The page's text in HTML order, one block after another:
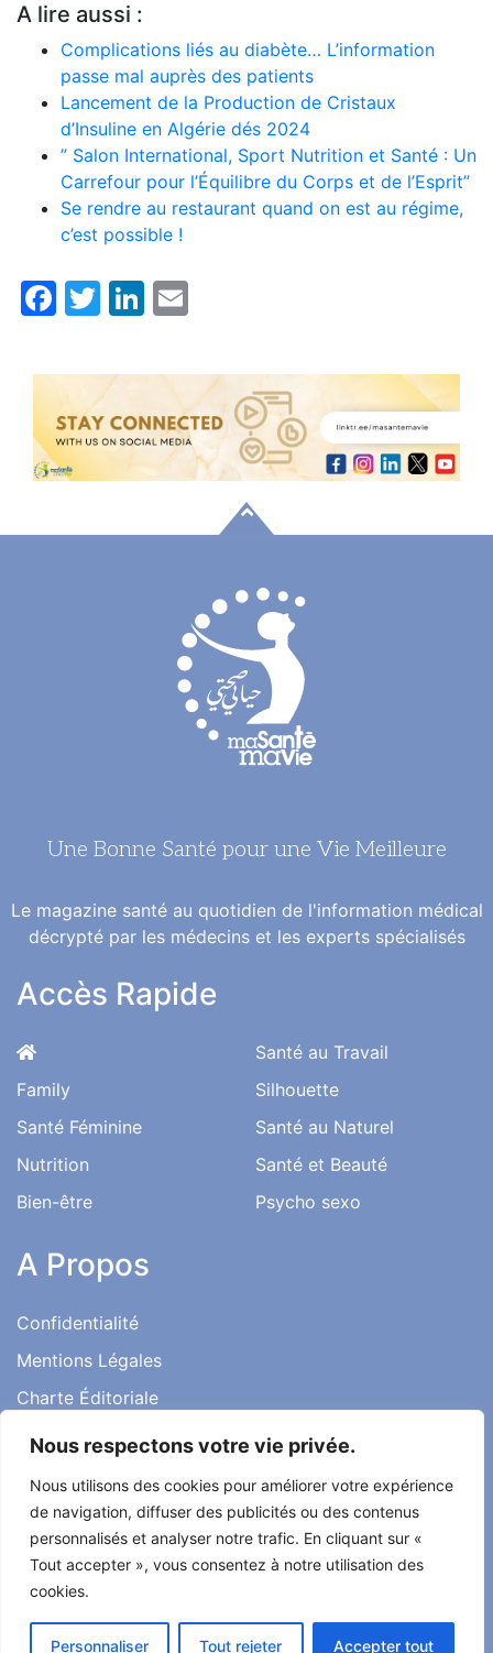
Nous respectons votre vie privée.
Nous utilisons des cookies pour améliorer votre expérience
de navigation, diffuser des publicités ou des contenus
personnalisés et analyser notre trafic. En cliquant sur «
Tout accepter », vous consentez à notre utilisation des
cookies.
Personnaliser Tout rejeter Accepter tout
A lire aussi :
Complications liés au diabète… L’information
passe mal auprès des patients
Lancement de la Production de Cristaux
d’Insuline en Algérie dés 2024
” Salon International, Sport Nutrition et Santé : Un
Carrefour pour l’Équilibre du Corps et de l’Esprit”
Se rendre au restaurant quand on est au régime,
c’est possible !
Facebook
TwitterLinkedIn
Une Bonne Santé pour une Vie Meilleure
Le magazine santé au quotidien de l'information médical
décrypté par les médecins et les experts spécialisés
Accès Rapide
Family
Santé Féminine
Nutrition
Bien-être
Santé au Travail
Silhouette
Santé au Naturel
Santé et Beauté
Psycho sexo
A Propos
Confidentialité
Mentions Légales
Charte Éditoriale
Conditions d’utilisation
Témoignages
Tout droit réservé ma santé ma vie 2022